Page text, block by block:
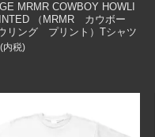
MRMR COWBOY HOWLI
（MRMR カウボー
リング プリント）Tシャツ
内税)